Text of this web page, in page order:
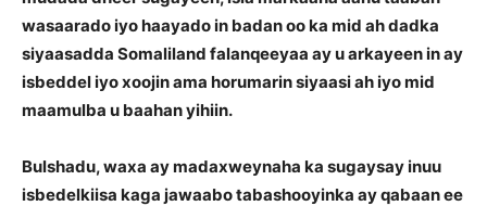
wasaarado iyo haayado in badan oo ka mid ah dadka
siyaasadda Somaliland falanqeeyaa ay u arkayeen in ay
isbeddel iyo xoojin ama horumarin siyaasi ah iyo mid
maamulba u baahan yihiin.
Bulshadu, waxa ay madaxweynaha ka sugaysay inuu
isbedelkiisa kaga jawaabo tabashooyinka ay qabaan ee